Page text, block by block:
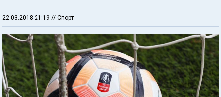
22.03.2018 21:19 // Спорт